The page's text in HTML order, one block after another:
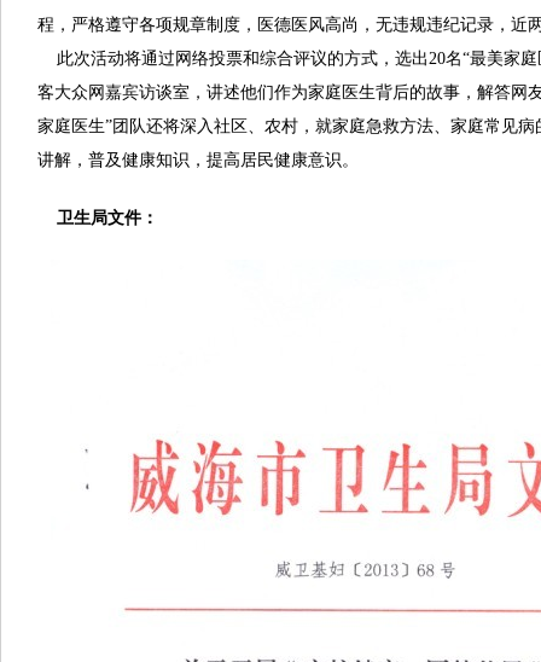
程，严格遵守各项规章制度，医德医风高尚，无违规违纪记录，近
此次活动将通过网络投票和综合评议的方式，选出20名“最美家庭
客大众网嘉宾访谈室，讲述他们作为家庭医生背后的故事，解答网
家庭医生”团队还将深入社区、农村，就家庭急救方法、家庭常见
讲解，普及健康知识，提高居民健康意识。
卫生局文件：